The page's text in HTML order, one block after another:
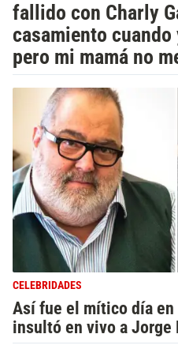
fallido con Charly
casamiento
pero mi mamá no
CELEBRIDADES
Así fue el mítico día en
insultó en vivo a Jorge